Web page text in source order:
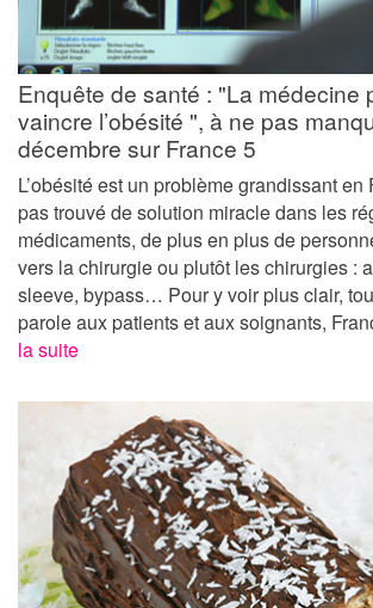
Enquête de santé : "La médecine
vaincre l’obésité ", à ne pas
décembre sur France 5
L’obésité est un problème grandissant en
pas trouvé de solution miracle dans les
médicaments, de plus en plus de
vers la chirurgie ou plutôt les chirurgies :
sleeve, bypass… Pour y voir plus clair,
parole aux patients et aux soignants,
la suite